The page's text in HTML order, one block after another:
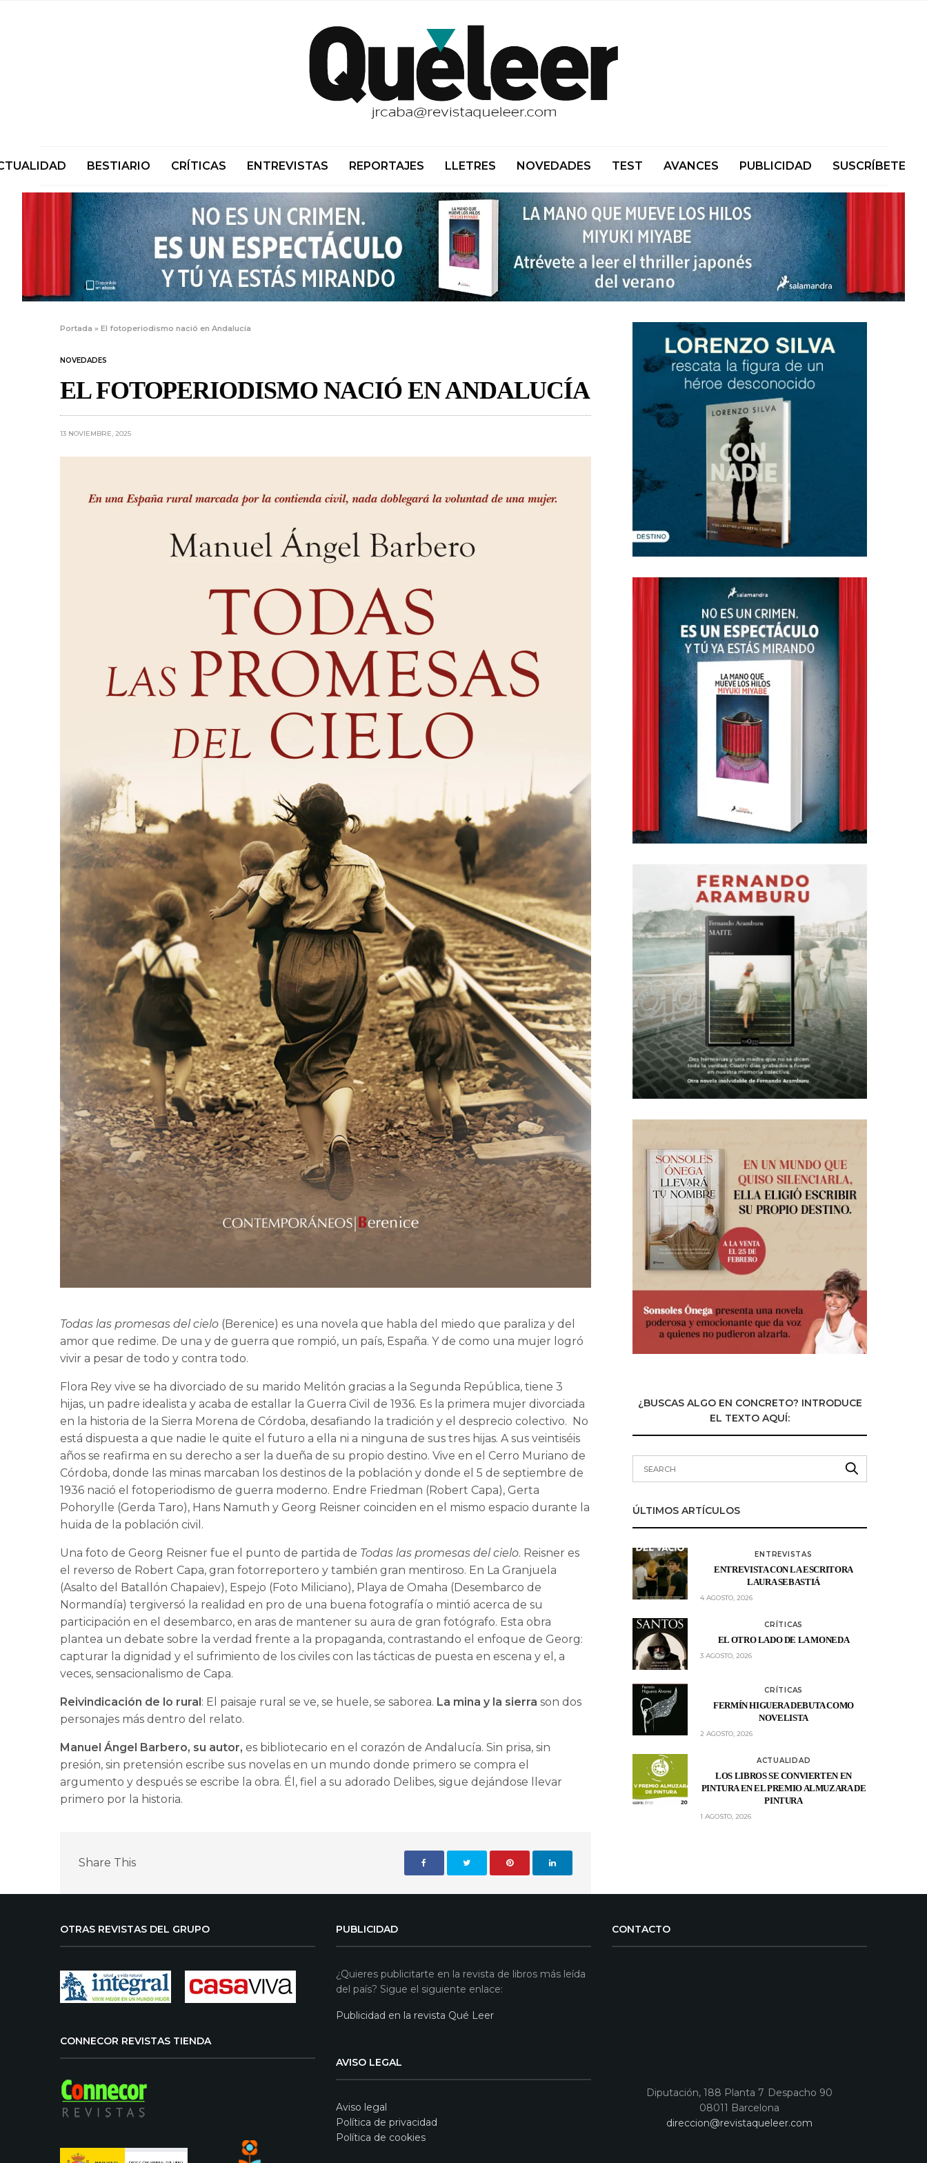
BESTIARIO CRÍTICAS ENTREVISTAS REPORTAJES LLETRES NOVEDADES TEST AVANCES PUBLICIDAD SUSCRÍBETE
Portada »El fotoperiodismo nació en Andalucía
NOVEDADES
EL FOTOPERIODISMO NACIÓ EN ANDALUCÍA
13 NOVIEMBRE, 2025
Todas las promesas del cielo (Berenice) es una novela que habla del miedo que paraliza y del
amor que redime. De una y de guerra que rompió, un país, España. Y de como una mujer logró
vivir a pesar de todo y contra todo.
Flora Rey vive se ha divorciado de su marido Melitón gracias a la Segunda República, tiene 3
hijas, un padre idealista y acaba de estallar la Guerra Civil de 1936. Es la primera mujer divorciada
en la historia de la Sierra Morena de Córdoba, desafiando la tradición y el desprecio colectivo. No
está dispuesta a que nadie le quite el futuro a ella ni a ninguna de sus tres hijas. A sus veintiséis
años se reafirma en su derecho a ser la dueña de su propio destino. Vive en el Cerro Muriano de
Córdoba, donde las minas marcaban los destinos de la población y donde el 5 de septiembre de
1936 nació el fotoperiodismo de guerra moderno. Endre Friedman (Robert Capa), Gerta
Pohorylle (Gerda Taro), Hans Namuth y Georg Reisner coinciden en el mismo espacio durante la
huida de la población civil.
Una foto de Georg Reisner fue el punto de partida de Todas las promesas del cielo. Reisner es
el reverso de Robert Capa, gran fotorreportero y también gran mentiroso. En La Granjuela
(Asalto del Batallón Chapaiev), Espejo (Foto Miliciano), Playa de Omaha (Desembarco de
Normandía) tergiversó la realidad en pro de una buena fotografía o mintió acerca de su
participación en el desembarco, en aras de mantener su aura de gran fotógrafo. Esta obra
plantea un debate sobre la verdad frente a la propaganda, contrastando el enfoque de Georg:
capturar la dignidad y el sufrimiento de los civiles con las tácticas de puesta en escena y el, a
veces, sensacionalismo de Capa.
Reivindicación de lo rural: El paisaje rural se ve, se huele, se saborea. La mina y la sierrason dos
personajes más dentro del relato.
Manuel Ángel Barbero, su autor,es bibliotecario en el corazón de Andalucía. Sin prisa, sin
presión, sin pretensión escribe sus novelas en un mundo donde primero se compra el
argumento y después se escribe la obra. Él, fiel a su adorado Delibes, sigue dejándose llevar
primero por la historia.
Share This
¿BUSCAS ALGO EN CONCRETO? INTRODUCE
EL TEXTO AQUÍ:
ÚLTIMOS ARTÍCULOS
ENTREVISTAS
ENTREVISTA CON LA ESCRITORA
LAURA SEBASTIÁ
4 AGOSTO, 2026
CRÍTICAS
EL OTRO LADO DE LA MONEDA
3 AGOSTO, 2026
CRÍTICAS
FERMÍN HIGUERA DEBUTA COMO
NOVELISTA
2 AGOSTO, 2026
ACTUALIDAD
LOS LIBROS SE CONVIERTEN EN
PINTURA EN EL PREMIO ALMUZARA DE
PINTURA
1 AGOSTO, 2026
OTRAS REVISTAS DEL GRUPO
CONNECOR REVISTAS TIENDA
PUBLICIDAD
¿Quieres publicitarte en la revista de libros más leída
del país? Sigue el siguiente enlace:
Publicidad en la revista Qué Leer
AVISO LEGAL
Aviso legal
Política de privacidad
Política de cookies
CONTACTO
Diputación, 188 Planta 7 Despacho 90
08011 Barcelona
direccion@revistaqueleer.com